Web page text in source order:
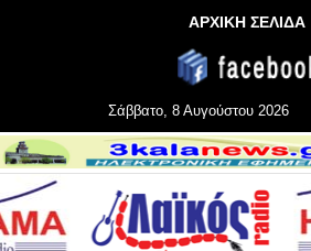
ΑΡΧΙΚΗ ΣΕΛΙΔΑ
Σάββατο, 8 Αυγούστου 2026